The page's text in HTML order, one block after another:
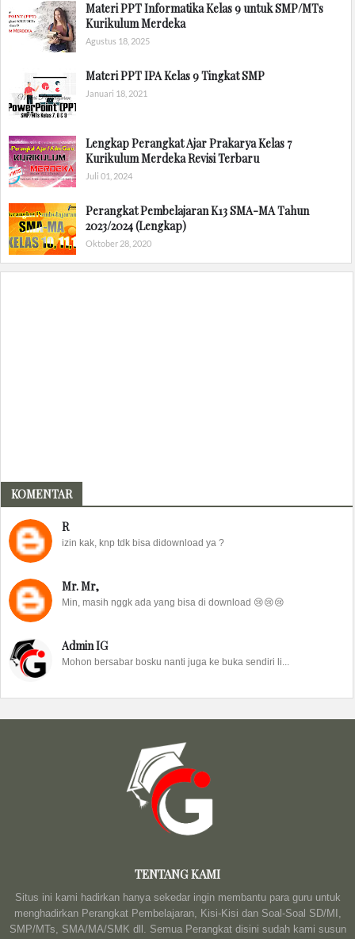
Materi PPT Informatika Kelas 9 untuk SMP/MTs
Kurikulum Merdeka
Agustus 18, 2025
Materi PPT IPA Kelas 9 Tingkat SMP
Januari 18, 2021
Lengkap Perangkat Ajar Prakarya Kelas 7
Kurikulum Merdeka Revisi Terbaru
Juli 01, 2024
Perangkat Pembelajaran K13 SMA-MA Tahun
2023/2024 (Lengkap)
Oktober 28, 2020
KOMENTAR
R
izin kak, knp tdk bisa didownload ya ?
Mr. Mr,
Min, masih nggk ada yang bisa di download 😢😢😢
Admin IG
Mohon bersabar bosku nanti juga ke buka sendiri li...
TENTANG KAMI
Situs ini kami hadirkan hanya sekedar ingin membantu para guru untuk
menghadirkan Perangkat Pembelajaran, Kisi-Kisi dan Soal-Soal SD/MI,
SMP/MTs, SMA/MA/SMK dll. Semua Perangkat disini sudah kami susun